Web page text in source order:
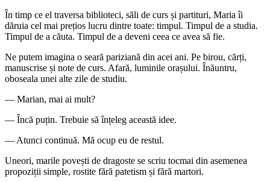
În timp ce el traversa biblioteci, săli de curs și partituri, Maria îi
dăruia cel mai prețios lucru dintre toate: timpul. Timpul de a studia.
Timpul de a căuta. Timpul de a deveni ceea ce avea să fie.
Ne putem imagina o seară pariziană din acei ani. Pe birou, cărți,
manuscrise și note de curs. Afară, luminile orașului. Înăuntru,
oboseala unei alte zile de studiu.
— Marian, mai ai mult?
— Încă puțin. Trebuie să înțeleg această idee.
— Atunci continuă. Mă ocup eu de restul.
Uneori, marile povești de dragoste se scriu tocmai din asemenea
propoziții simple, rostite fără patetism și fără martori.